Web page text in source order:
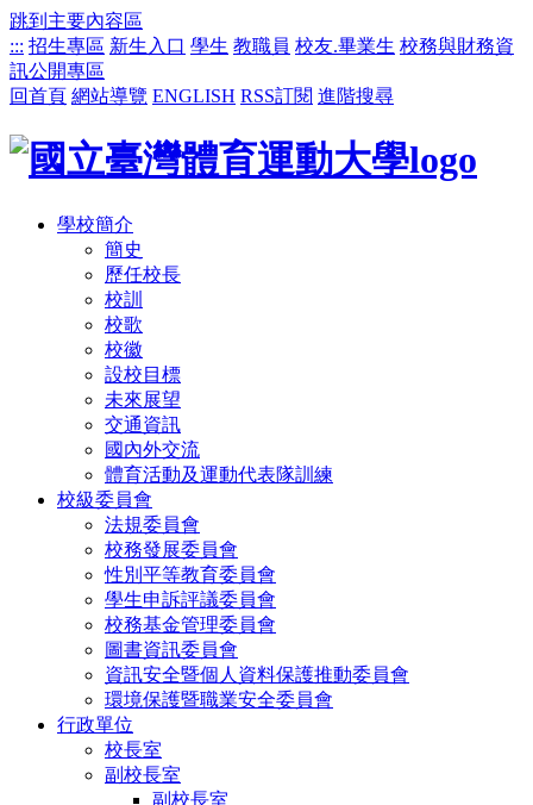
跳到主要內容區
::: 招生專區 新生入口 學生 教職員 校友.畢業生 校務與財務資
訊公開專區
回首頁 網站導覽 ENGLISH RSS訂閱 進階搜尋
學校簡介
簡史
歷任校長
校訓
校歌
校徽
設校目標
未來展望
交通資訊
國內外交流
體育活動及運動代表隊訓練
校級委員會
法規委員會
校務發展委員會
性別平等教育委員會
學生申訴評議委員會
校務基金管理委員會
圖書資訊委員會
資訊安全暨個人資料保護推動委員會
環境保護暨職業安全委員會
行政單位
校長室
副校長室
副校長室